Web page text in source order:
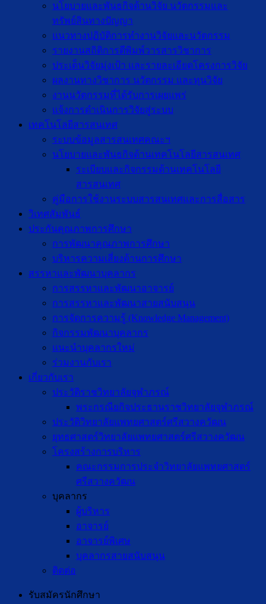
นโยบายและพันธกิจด้านวิจัย นวัตกรรมและ
ทรัพย์สินทางปัญญา
แนวทางปฏิบัติการทำงานวิจัยและนวัตกรรม
รายงานสถิติการตีพิมพ์วารสารวิชาการ
ประเด็นวิจัยมุ่งเป้า และรายละเอียดโครงการวิจัย
ผลงานทางวิชาการ นวัตกรรม และทุนวิจัย
งานนวัตกรรมที่ได้รับการเผยแพร่
แจ้งการดำเนินการวิจัยสู่ระบบ
เทคโนโลยีสารสนเทศ
ระบบข้อมูลสารสนเทศคณะฯ
นโยบายและพันธกิจด้านเทคโนโลยีสารสนเทศ
ระเบียบและกิจกรรมด้านเทคโนโลยี
สารสนเทศ
คู่มือการใช้งานระบบสารสนเทศและการสื่อสาร
วิเทศสัมพันธ์
ประกันคุณภาพการศึกษา
การพัฒนาคุณภาพการศึกษา
บริหารความเสี่ยงด้านการศึกษา
สรรหาและพัฒนาบุคลากร
การสรรหาและพัฒนาอาจารย์
การสรรหาและพัฒนาสายสนับสนุน
การจัดการความรู้ (Knowledge Management)
กิจกรรมพัฒนาบุคลากร
แนะนำบุคลากรใหม่
ร่วมงานกับเรา
เกี่ยวกับเรา
ประวัติราชวิทยาลัยจุฬาภรณ์
พระกรณียกิจประธานราชวิทยาลัยจุฬาภรณ์
ประวัติวิทยาลัยแพทยศาสตร์ศรีสวางควัฒน
ยุทธศาสตร์วิทยาลัยแพทยศาสตร์ศรีสวางควัฒน
โครงสร้างการบริหาร
คณะกรรมการประจำวิทยาลัยแพทยศาสตร์
ศรีสวางควัฒน
บุคลากร
ผู้บริหาร
อาจารย์
อาจารย์พิเศษ
บุคลากรสายสนับสนุน
ติดต่อ
รับสมัครนักศึกษา